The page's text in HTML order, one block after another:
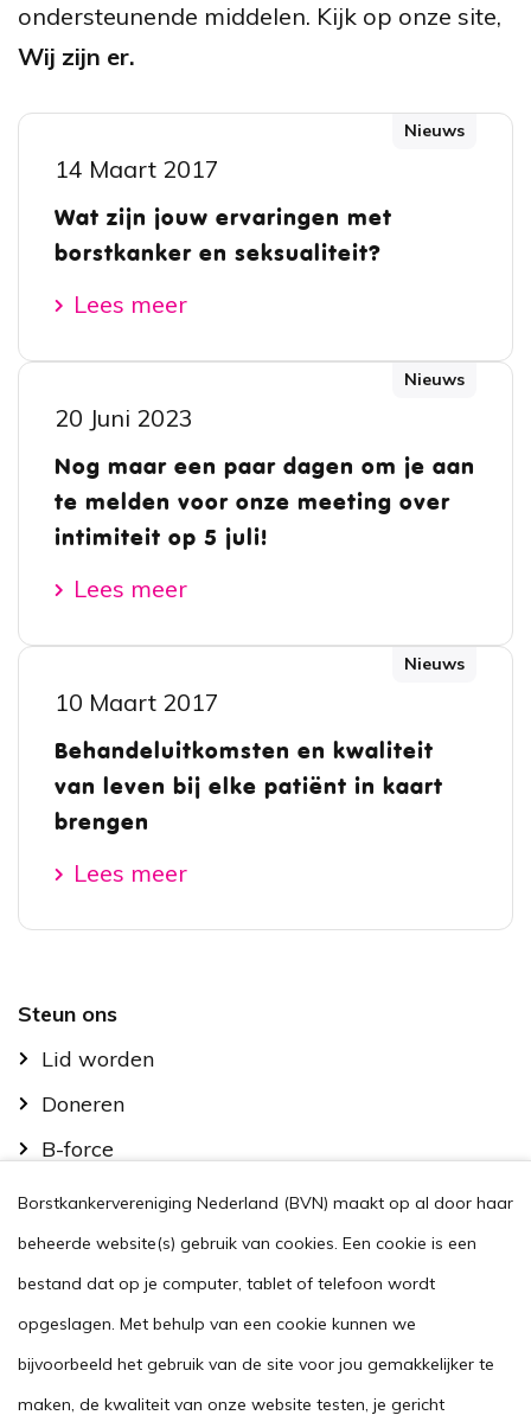
ondersteunende middelen. Kijk op onze site,
Wij zijn er.
Nieuws
14 Maart 2017
Wat zijn jouw ervaringen met
borstkanker en seksualiteit?
Lees meer
Nieuws
20 Juni 2023
Nog maar een paar dagen om je aan
te melden voor onze meeting over
intimiteit op 5 juli!
Lees meer
Nieuws
10 Maart 2017
Behandeluitkomsten en kwaliteit
van leven bij elke patiënt in kaart
brengen
Lees meer
Footer
Steun ons
Lid worden
Doneren
B-force
Kom in actie
Handig
Stel je vraag
Agenda
Voor zorgverleners
This website in another language
Borstkankervereniging Nederland (BVN) maakt op al door haar
beheerde website(s) gebruik van cookies. Een cookie is een
bestand dat op je computer, tablet of telefoon wordt
opgeslagen. Met behulp van een cookie kunnen we
bijvoorbeeld het gebruik van de site voor jou gemakkelijker te
maken, de kwaliteit van onze website testen, je gericht